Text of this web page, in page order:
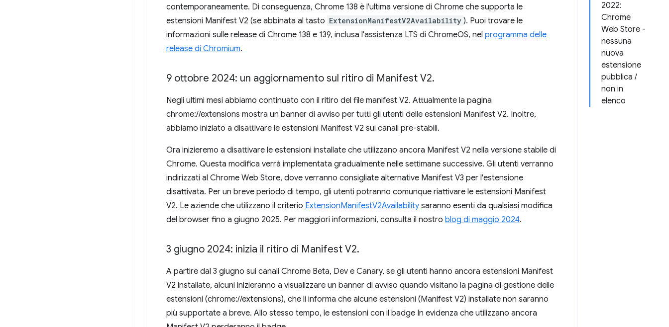
2022:
Chrome
Web Store -
nessuna
nuova
estensione
pubblica /
non in
elenco
contemporaneamente. Di conseguenza, Chrome 138 è l'ultima versione di Chrome che supporta le
estensioni Manifest V2 (se abbinata al tasto ExtensionManifestV2Availability ). Puoi trovare le
informazioni sulle release di Chrome 138 e 139, inclusa l'assistenza LTS di ChromeOS, nel programma delle
release di Chromium.
9 ottobre 2024: un aggiornamento sul ritiro di Manifest V2.
Negli ultimi mesi abbiamo continuato con il ritiro del file manifest V2. Attualmente la pagina
chrome://extensions mostra un banner di avviso per tutti gli utenti delle estensioni Manifest V2. Inoltre,
abbiamo iniziato a disattivare le estensioni Manifest V2 sui canali pre-stabili.
Ora inizieremo a disattivare le estensioni installate che utilizzano ancora Manifest V2 nella versione stabile di
Chrome. Questa modifica verrà implementata gradualmente nelle settimane successive. Gli utenti verranno
indirizzati al Chrome Web Store, dove verranno consigliate alternative Manifest V3 per l'estensione
disattivata. Per un breve periodo di tempo, gli utenti potranno comunque riattivare le estensioni Manifest
V2. Le aziende che utilizzano il criterio ExtensionManifestV2Availability saranno esenti da qualsiasi modifica
del browser fino a giugno 2025. Per maggiori informazioni, consulta il nostro blog di maggio 2024.
3 giugno 2024: inizia il ritiro di Manifest V2.
A partire dal 3 giugno sui canali Chrome Beta, Dev e Canary, se gli utenti hanno ancora estensioni Manifest
V2 installate, alcuni inizieranno a visualizzare un banner di avviso quando visitano la pagina di gestione delle
estensioni (chrome://extensions), che li informa che alcune estensioni (Manifest V2) installate non saranno
più supportate a breve. Allo stesso tempo, le estensioni con il badge In evidenza che utilizzano ancora